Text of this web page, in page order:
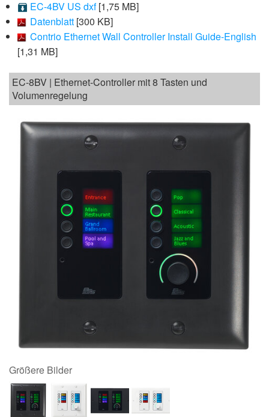
EC-4BV US dxf[1,75 MB]
Datenblatt [300 KB]
Contrio Ethernet Wall Controller Install Guide-English
[1,31 MB]
EC-8BV | Ethernet-Controller mit 8 Tasten und
Volumenregelung
Größere Bilder